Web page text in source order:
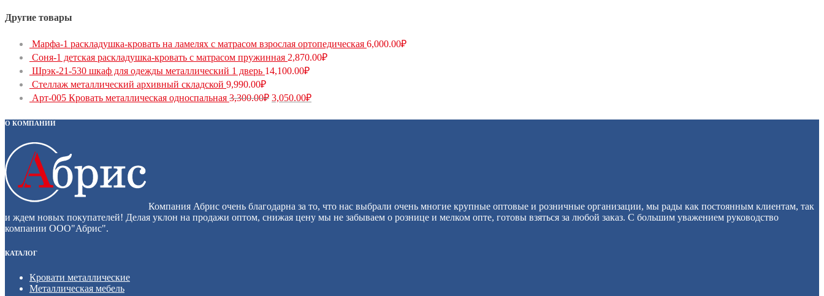
Другие товары
Марфа-1 раскладушка-кровать на ламелях с матрасом взрослая ортопедическая 6,000.00₽
Соня-1 детская раскладушка-кровать с матрасом пружинная 2,870.00₽
Шрэк-21-530 шкаф для одежды металлический 1 дверь 14,100.00₽
Стеллаж металлический архивный складской 9,990.00₽
Арт-005 Кровать металлическая односпальная 3,300.00₽ 3,050.00₽
О КОМПАНИИ
Компания Абрис очень благодарна за то, что нас выбрали очень многие крупные оптовые и розничные организации, мы рады как постоянным клиентам, так
и ждем новых покупателей! Делая уклон на продажи оптом, снижая цену мы не забываем о рознице и мелком опте, готовы взяться за любой заказ. С большим уважением руководство
компании ООО"Абрис".
КАТАЛОГ
Кровати металлические
Металлическая мебель